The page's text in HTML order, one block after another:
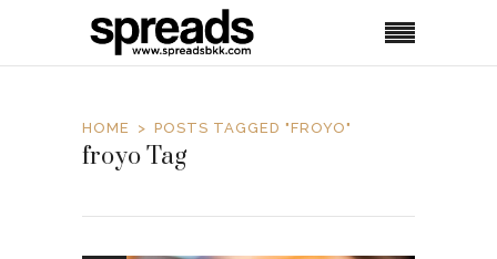
HOME POSTS TAGGED "FROYO"
froyo Tag